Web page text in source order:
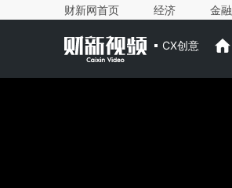
财新网首页 经济 金融
CX创意